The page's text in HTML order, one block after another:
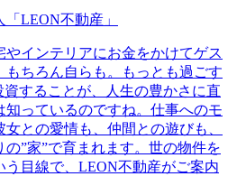
LEON不動産」
やインテリアにお金をかけてゲス
もちろん自らも。もっとも過ごす
資することが、人生の豊かさに直
知っているのですね。仕事へのモ
との愛情も、仲間との遊びも、
”家”で育まれます。世の物件を
う目線で、LEON不動産がご案内